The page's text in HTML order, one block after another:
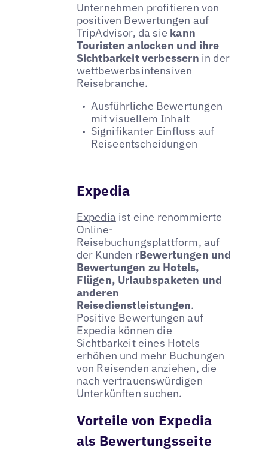
Unternehmen profitieren von
positiven Bewertungen auf
TripAdvisor, da sie kann
Touristen anlocken und ihre
Sichtbarkeit verbessern in der
wettbewerbsintensiven
Reisebranche.
Ausführliche Bewertungen
mit visuellem Inhalt
Signifikanter Einfluss auf
Reiseentscheidungen
Expedia
Expedia ist eine renommierte
Online-
Reisebuchungsplattform, auf
der Kunden rBewertungen und
Bewertungen zu Hotels,
Flügen, Urlaubspaketen und
anderen
Reisedienstleistungen.
Positive Bewertungen auf
Expedia können die
Sichtbarkeit eines Hotels
erhöhen und mehr Buchungen
von Reisenden anziehen, die
nach vertrauenswürdigen
Unterkünften suchen.
Vorteile von Expedia
als Bewertungsseite